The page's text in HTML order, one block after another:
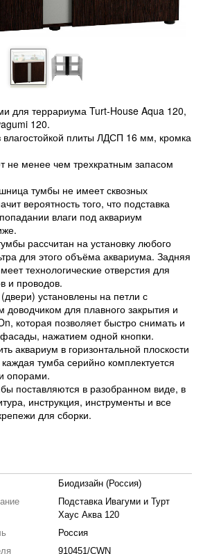
для террариума Turt-House Aqua 120,
120.
влагостойкой плиты ЛДСП 16 мм, кромка
не менее чем трехкратным запасом
тумбы не имеет сквозных
вероятность того, что подставка
влаги под аквариум
рассчитан на установку любого
для этого объёма аквариума. Задняя
технологические отверстия для
и проводов.
установлены на петли с
доводчиком для плавного закрытия и
которая позволяет быстро снимать и
фасады, нажатием одной кнопки.
аквариум в горизонтальной плоскости
тумба серийно комплектуется
опорами.
поставляются в разобранном виде, в
инструкция, инструменты и все
для сборки.
Биодизайн (Россия)
Подставка Ивагуми и Турт
Хаус Аква 120
Россия
910451/CWN